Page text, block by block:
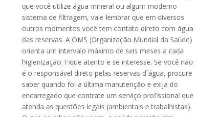
que você utilize água mineral ou algum moderno
sistema de filtragem, vale lembrar que em diversos
outros momentos você tem contato direto com água
das reservas. A OMS (Organização Mundial da Saúde)
orienta um intervalo máximo de seis meses a cada
higienização. Fique atento e se interesse. Se você não
é o responsável direto pelas reservas d´água, procure
saber quando foi a última manutenção e exija do
encarregado que contrate um serviço profissional que
atenda as questões legais (ambientais e trabalhistas).